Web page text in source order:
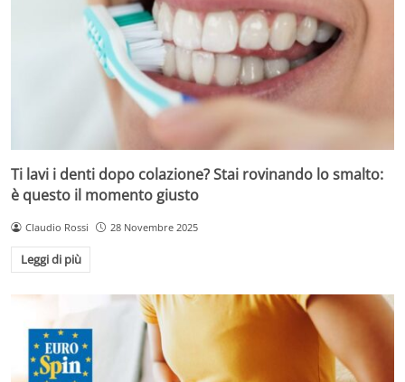
Ti lavi i denti dopo colazione? Stai rovinando lo smalto:
è questo il momento giusto
Claudio Rossi 28 Novembre 2025
Leggi di più